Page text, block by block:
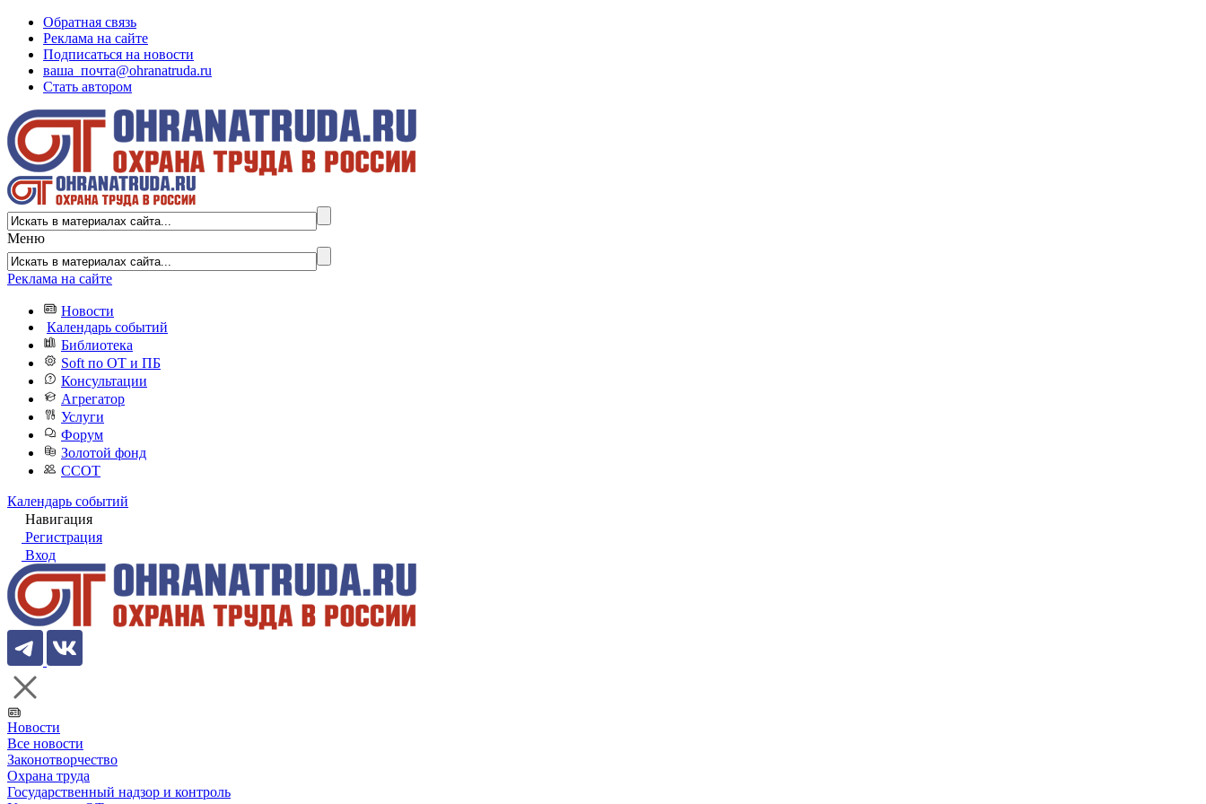
Обратная связь
Реклама на сайте
Подписаться на новости
ваша_почта@ohranatruda.ru
Стать автором
Меню
Реклама на сайте
Новости
Календарь событий
Библиотека
Soft по ОТ и ПБ
Консультации
Агрегатор
Услуги
Форум
Золотой фонд
ССОТ
Календарь событий
Навигация
Регистрация
Вход
Новости
Все новости
Законотворчество
Охрана труда
Государственный надзор и контроль